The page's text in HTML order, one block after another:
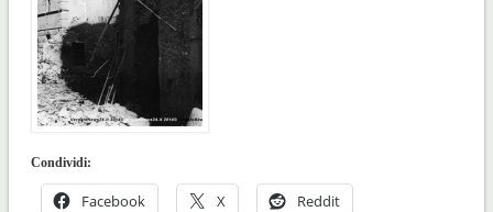
Condividi:
Facebook X Reddit